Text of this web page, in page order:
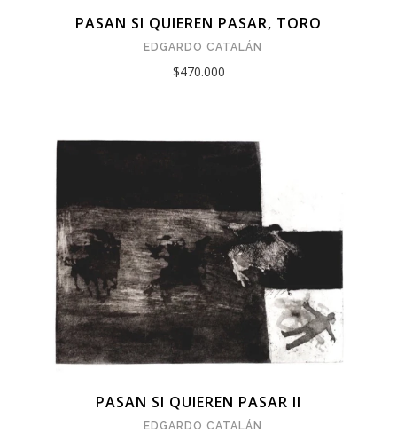
PASAN SI QUIEREN PASAR, TORO
EDGARDO CATALÁN
$470.000
PASAN SI QUIEREN PASAR II
EDGARDO CATALÁN